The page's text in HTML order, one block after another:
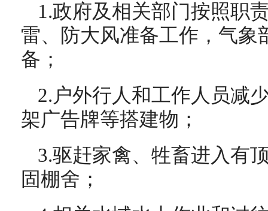
1.政府及相关部门按照职
雷、防大风准备工作，气象
备；
2.户外行人和工作人员减
架广告牌等搭建物；
3.驱赶家禽、牲畜进入有
固棚舍；